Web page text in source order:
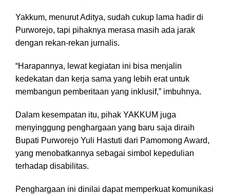
Yakkum, menurut Aditya, sudah cukup lama hadir di
Purworejo, tapi pihaknya merasa masih ada jarak
dengan rekan-rekan jurnalis.
“Harapannya, lewat kegiatan ini bisa menjalin
kedekatan dan kerja sama yang lebih erat untuk
membangun pemberitaan yang inklusif,” imbuhnya.
Dalam kesempatan itu, pihak YAKKUM juga
menyinggung penghargaan yang baru saja diraih
Bupati Purworejo Yuli Hastuti dari Pamomong Award,
yang menobatkannya sebagai simbol kepedulian
terhadap disabilitas.
Penghargaan ini dinilai dapat memperkuat komunikasi